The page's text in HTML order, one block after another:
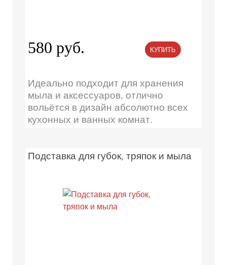
580 руб. КУПИТЬ
Идеально подходит для хранения
мыла и аксессуаров, отлично
вольётся в дизайн абсолютно всех
кухонных и ванных комнат.
Подставка для губок, тряпок и мыла